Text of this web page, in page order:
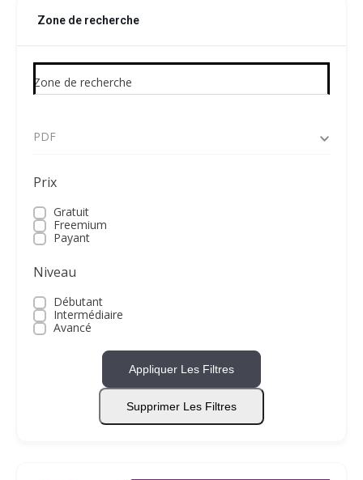
Zone de recherche
Zone de recherche
PDF
Prix
Gratuit
Freemium
Payant
Niveau
Débutant
Intermédiaire
Avancé
Appliquer Les Filtres
Supprimer Les Filtres